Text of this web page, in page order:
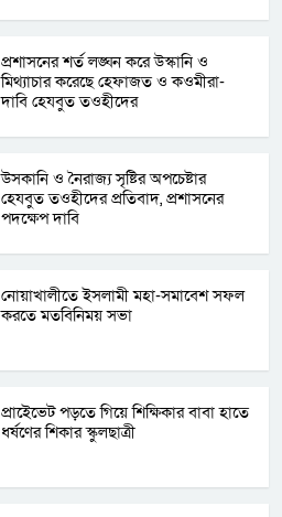
প্রশাসনের শর্ত লঙ্ঘন করে উস্কানি ও
মিথ্যাচার করেছে হেফাজত ও কওমীরা-
দাবি হেযবুত তওহীদের
উসকানি ও নৈরাজ্য সৃষ্টির অপচেষ্টার
হেযবুত তওহীদের প্রতিবাদ, প্রশাসনের
পদক্ষেপ দাবি
নোয়াখালীতে ইসলামী মহা-সমাবেশ সফল
করতে মতবিনিময় সভা
প্রাইেভেট পড়তে গিয়ে শিক্ষিকার বাবা হাতে
ধর্ষণের শিকার স্কুলছাত্রী